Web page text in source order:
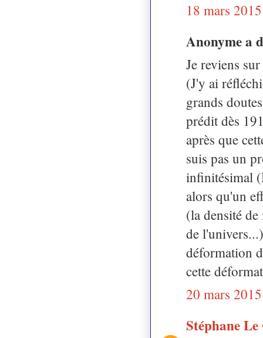
18 mars
Anonyme a
Je reviens
(J'y ai
grands
prédit dès
après que
suis pas un
infinitésimal
alors qu'un
(la densité
de
déformation
cette
20 mars
Stéphane